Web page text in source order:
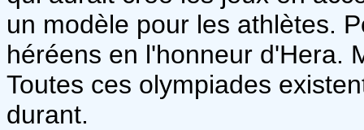
un modèle pour les athlètes.
héréens en l'honneur d'Hera.
Toutes ces olympiades
durant.